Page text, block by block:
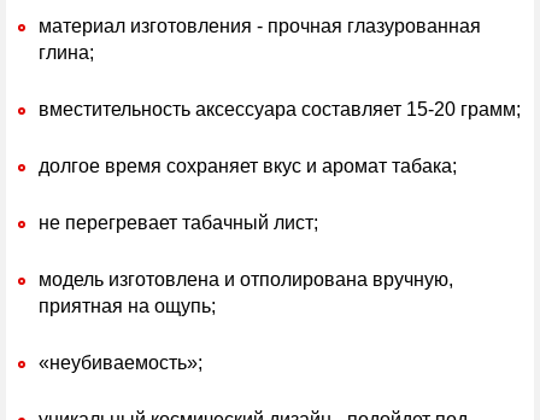
материал изготовления - прочная глазурованная
глина;
вместительность аксессуара составляет 15-20 грамм;
долгое время сохраняет вкус и аромат табака;
не перегревает табачный лист;
модель изготовлена и отполирована вручную,
приятная на ощупь;
«неубиваемость»;